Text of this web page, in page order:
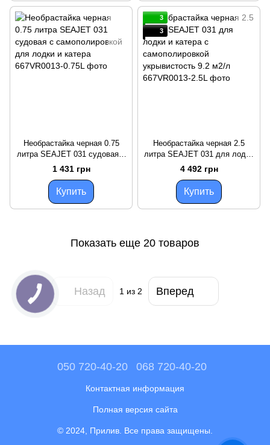
Необрастайка черная 0.75
литра SEAJET 031 судовая с
самополировкой для лодки и
катера
1 431 грн
Купить
3
3
Необрастайка черная 2.5
литра SEAJET 031 для лодки
и катера с самополировкой
укрывистость 9.2 м2/л
4 492 грн
Купить
Показать еще 20 товаров
Назад 1из 2 Вперед
050 720-40-20 068 720-40-20
Контактная информация
Полная версия сайта
© 2024, Прилив. Все права защищены.